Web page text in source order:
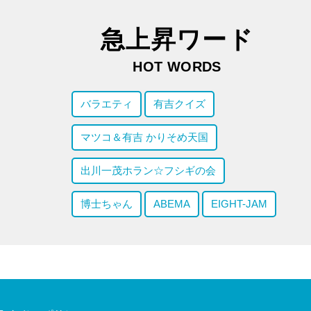
急上昇ワード
HOT WORDS
バラエティ 有吉クイズ
マツコ＆有吉 かりそめ天国
出川一茂ホラン☆フシギの会
博士ちゃん ABEMA EIGHT-JAM